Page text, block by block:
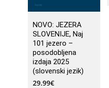
NOVO: JEZERA
SLOVENIJE, Naj
101 jezero –
posodobljena
izdaja 2025
(slovenski jezik)
29.99€